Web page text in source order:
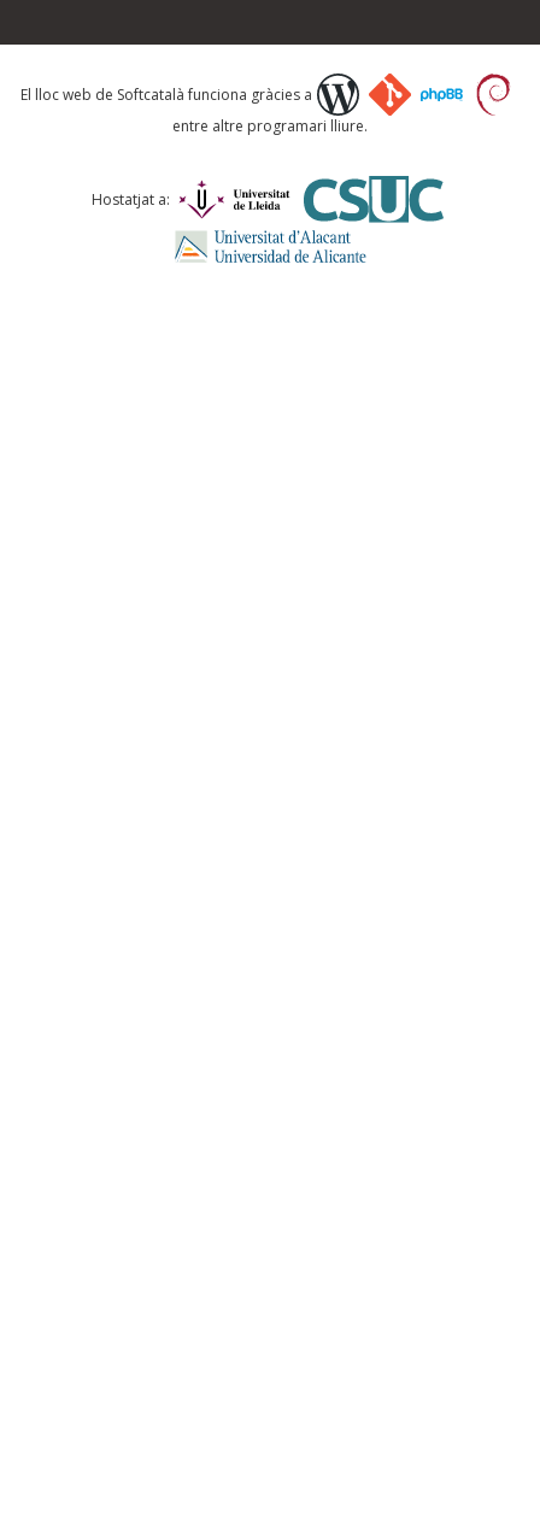
Què proposeu?
Comentari *
El lloc web de Softcatalà funciona gràcies a
entre altre programari lliure.
Hostatjat a: